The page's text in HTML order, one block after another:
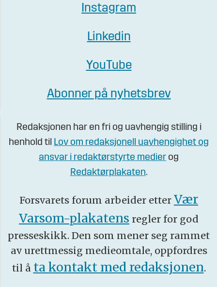
Instagram
Linkedin
YouTube
Abonner på nyhetsbrev
Redaksjonen har en fri og uavhengig stilling i
henhold til Lov om redaksjonell uavhengighet og
ansvar i redaktørstyrte medier og
Redaktørplakaten.
Forsvarets forum arbeider etter Vær
Varsom-plakatens regler for god
presseskikk. Den som mener seg rammet
av urettmessig medieomtale, oppfordres
til å ta kontakt med redaksjonen.